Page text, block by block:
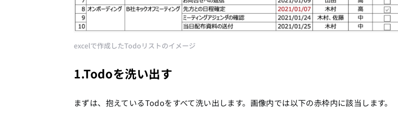
excelで作成したTodoリストのイメージ
1.Todoを洗い出す
まずは、抱えているTodoをすべて洗い出します。画像内では以下の赤枠内に該当します。